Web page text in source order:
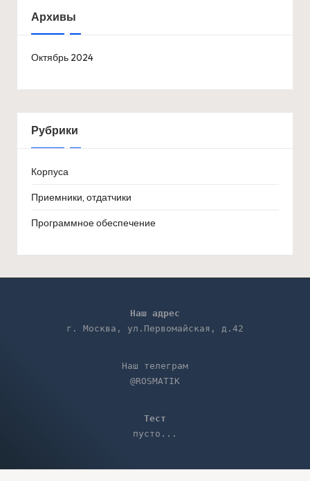
Архивы
Октябрь 2024
Рубрики
Корпуса
Приемники, отдатчики
Программное обеспечение
Наш адрес
г. Москва, ул.Первомайская, д.42
Наш телеграм
@ROSMATIK
Тест
пусто...